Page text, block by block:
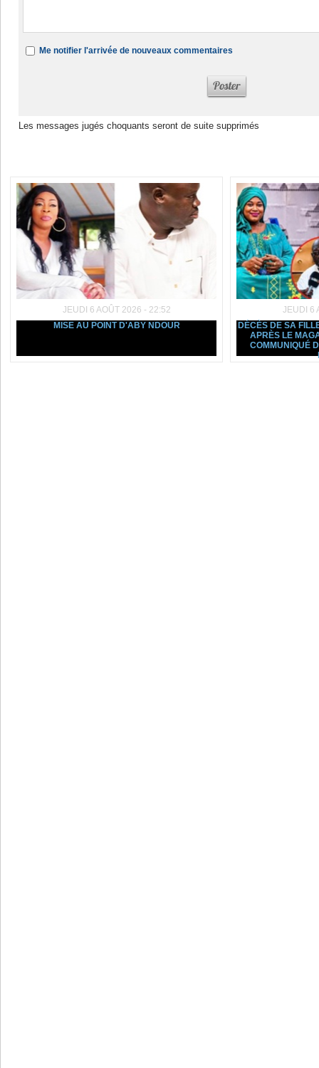
Me notifier l'arrivée de nouveaux commentaires
Les messages jugés choquants seront de suite supprimés
JEUDI 6 AOÛT 2026 - 22:52
MISE AU POINT D'ABY NDOUR
JEUDI 6
DÉCÈS DE SA
APRÈS LE
COMMUNIQUÉ